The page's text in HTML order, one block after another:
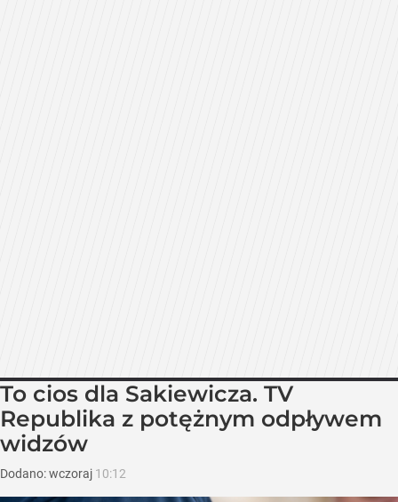
To cios dla Sakiewicza. TV
Republika z potężnym odpływem
widzów
Dodano:wczoraj 10:12